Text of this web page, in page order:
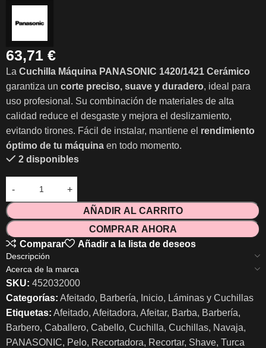
63,71 €
La Cuchilla Máquina PANASONIC 1420/1421 Cerámico
garantiza un corte preciso, suave y duradero, ideal para
uso profesional. Su combinación de materiales de alta
calidad reduce el desgaste y mejora el deslizamiento,
evitando tirones. Fácil de instalar, mantiene el rendimiento
óptimo de tu máquina en todo momento.
2 disponibles
AÑADIR AL CARRITO
COMPRAR AHORA
Comparar
Añadir a la lista de deseos
Descripción
Acerca de la marca
SKU: 452032000
Categorías: Afeitado, Barbería, Inicio, Láminas y Cuchillas
Etiquetas: Afeitado, Afeitadora, Afeitar, Barba, Barbería,
Barbero, Caballero, Cabello, Cuchilla, Cuchillas, Navaja,
PANASONIC, Pelo, Recortadora, Recortar, Shave, Turca